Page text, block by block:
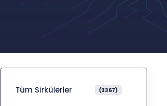
Tüm Sirkülerler (3367)